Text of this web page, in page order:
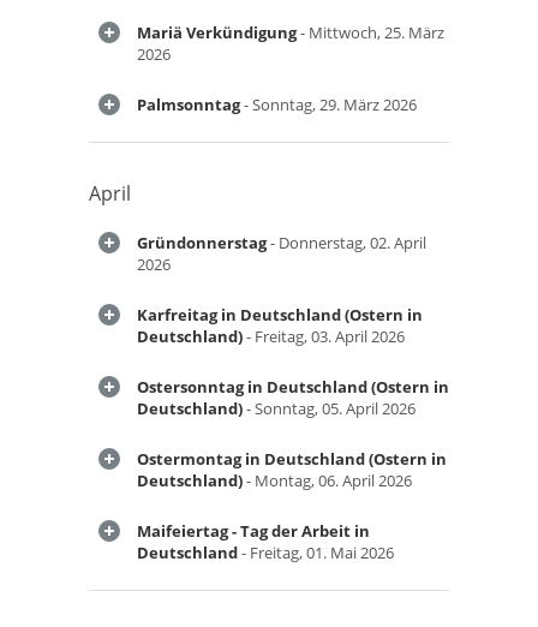
Mariä Verkündigung- Mittwoch, 25. März
2026
Palmsonntag- Sonntag, 29. März 2026
April
Gründonnerstag- Donnerstag, 02. April
2026
Karfreitag in Deutschland (Ostern in
Deutschland)- Freitag, 03. April 2026
Ostersonntag in Deutschland (Ostern in
Deutschland)- Sonntag, 05. April 2026
Ostermontag in Deutschland (Ostern in
Deutschland)- Montag, 06. April 2026
Maifeiertag - Tag der Arbeit in
Deutschland- Freitag, 01. Mai 2026